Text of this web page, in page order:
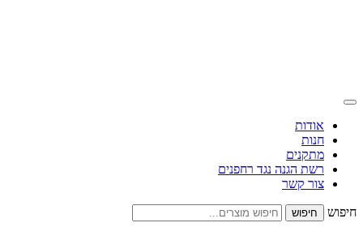
אודות
חנות
מתקנים
רשת הגנה נגד רחפנים
צור קשר
חיפוש